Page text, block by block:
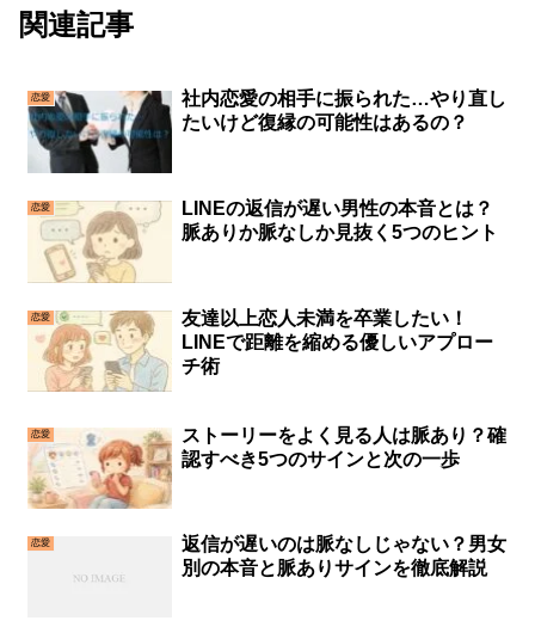
関連記事
恋愛
社内恋愛の相手に振られた…やり直し
たいけど復縁の可能性はあるの？
恋愛
LINEの返信が遅い男性の本音とは？
脈ありか脈なしか見抜く5つのヒント
恋愛
友達以上恋人未満を卒業したい！
LINEで距離を縮める優しいアプロー
チ術
恋愛
ストーリーをよく見る人は脈あり？確
認すべき5つのサインと次の一歩
恋愛
返信が遅いのは脈なしじゃない？男女
別の本音と脈ありサインを徹底解説